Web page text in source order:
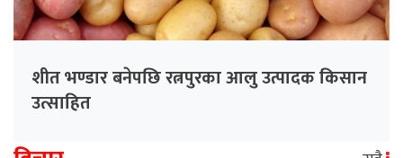
शीत भण्डार बनेपछि रत्नपुरका आलु उत्पादक किसान
उत्साहित